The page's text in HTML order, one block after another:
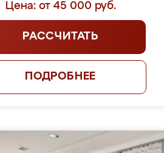
Цена: от 45 000 руб.
РАССЧИТАТЬ
ПОДРОБНЕЕ